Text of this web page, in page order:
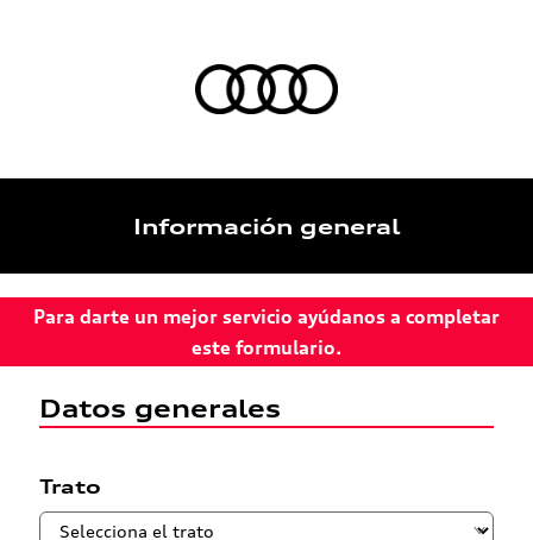
Información general
Para darte un mejor servicio ayúdanos a completar
este formulario.
Datos generales
Trato